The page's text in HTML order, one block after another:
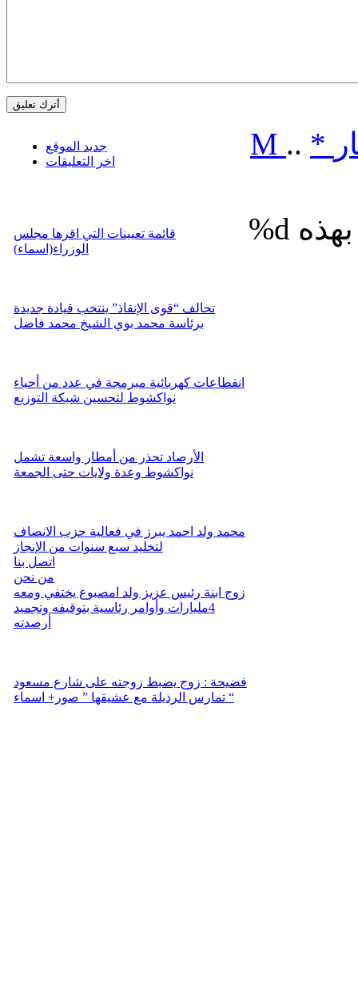
جديد الموقع
اخر التعليقات
قائمة تعيينات التي اقرها مجلس
الوزراء(اسماء)
تحالف “قوى الإنقاذ” ينتخب قيادة جديدة
برئاسة محمد بوي الشيخ محمد فاضل
انقطاعات كهربائية مبرمجة في عدد من أحياء
نواكشوط لتحسين شبكة التوزيع
الأرصاد تحذر من أمطار واسعة تشمل
نواكشوط وعدة ولايات حتى الجمعة
محمد ولد احمد يبرز في فعالية حزب الانصاف
لتخليد سبع سنوات من الإنجاز
اتصل بنا
من نحن
زوج ابنة رئيس عزيز ولد امصبوع يختفي ومعه
4مليارات وأوامر رئاسية بتوقيفه وتجميد
أرصدته
فضيحة : زوج يضبط زوجته على شارع مسعود
تمارس الرذيلة مع عشيقها ” صور+ اسماء “
M .. *
%d